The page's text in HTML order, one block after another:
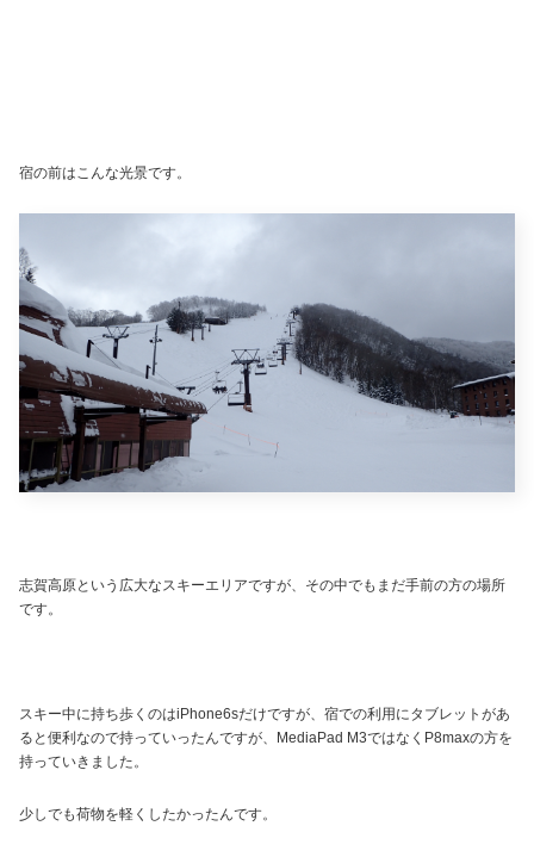
宿の前はこんな光景です。
志賀高原という広大なスキーエリアですが、その中でもまだ手前の方の場所
です。
スキー中に持ち歩くのはiPhone6sだけですが、宿での利用にタブレットがあ
ると便利なので持っていったんですが、MediaPad M3ではなくP8maxの方を
持っていきました。
少しでも荷物を軽くしたかったんです。